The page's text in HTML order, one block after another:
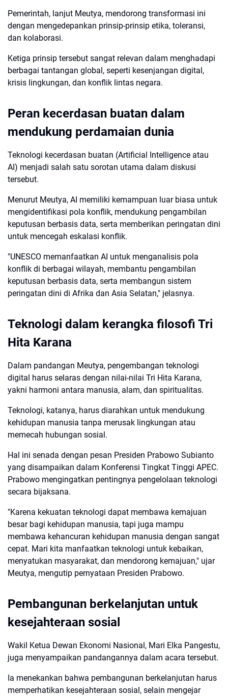
Pemerintah, lanjut Meutya, mendorong transformasi ini
dengan mengedepankan prinsip-prinsip etika, toleransi,
dan kolaborasi.
Ketiga prinsip tersebut sangat relevan dalam menghadapi
berbagai tantangan global, seperti kesenjangan digital,
krisis lingkungan, dan konflik lintas negara.
Peran kecerdasan buatan dalam
mendukung perdamaian dunia
Teknologi kecerdasan buatan (Artificial Intelligence atau
AI) menjadi salah satu sorotan utama dalam diskusi
tersebut.
Menurut Meutya, AI memiliki kemampuan luar biasa untuk
mengidentifikasi pola konflik, mendukung pengambilan
keputusan berbasis data, serta memberikan peringatan dini
untuk mencegah eskalasi konflik.
"UNESCO memanfaatkan AI untuk menganalisis pola
konflik di berbagai wilayah, membantu pengambilan
keputusan berbasis data, serta membangun sistem
peringatan dini di Afrika dan Asia Selatan," jelasnya.
Teknologi dalam kerangka filosofi Tri
Hita Karana
Dalam pandangan Meutya, pengembangan teknologi
digital harus selaras dengan nilai-nilai Tri Hita Karana,
yakni harmoni antara manusia, alam, dan spiritualitas.
Teknologi, katanya, harus diarahkan untuk mendukung
kehidupan manusia tanpa merusak lingkungan atau
memecah hubungan sosial.
Hal ini senada dengan pesan Presiden Prabowo Subianto
yang disampaikan dalam Konferensi Tingkat Tinggi APEC.
Prabowo mengingatkan pentingnya pengelolaan teknologi
secara bijaksana.
"Karena kekuatan teknologi dapat membawa kemajuan
besar bagi kehidupan manusia, tapi juga mampu
membawa kehancuran kehidupan manusia dengan sangat
cepat. Mari kita manfaatkan teknologi untuk kebaikan,
menyatukan masyarakat, dan mendorong kemajuan," ujar
Meutya, mengutip pernyataan Presiden Prabowo.
Pembangunan berkelanjutan untuk
kesejahteraan sosial
Wakil Ketua Dewan Ekonomi Nasional, Mari Elka Pangestu,
juga menyampaikan pandangannya dalam acara tersebut.
Ia menekankan bahwa pembangunan berkelanjutan harus
memperhatikan kesejahteraan sosial, selain mengejar